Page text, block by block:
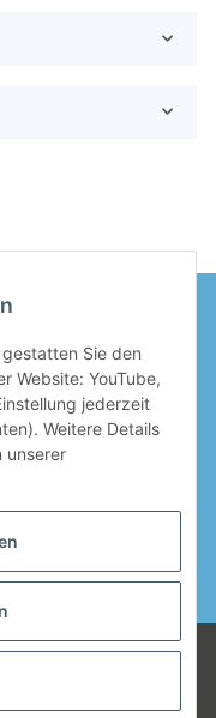
modernes Unternehmen.
oberste Maxime unseres
Sie den
Website: YouTube,
jederzeit
Weitere Details
unserer